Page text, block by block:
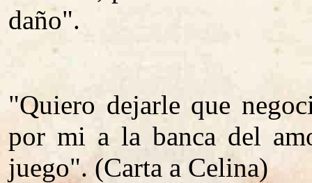
daño".
"Quiero dejarle que
por mi a la banca del
juego". (Carta a Celina)